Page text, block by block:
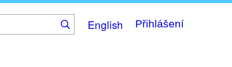
English Přihlášení